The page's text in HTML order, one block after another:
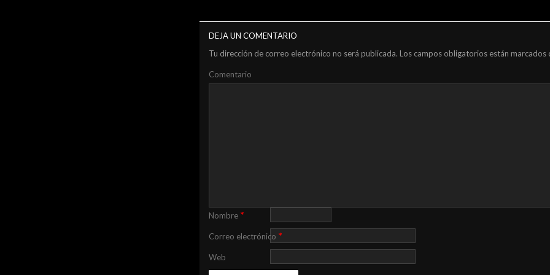
DEJA UN COMENTARIO
Tu dirección de correo electrónico no será publicada. Los campos obligatorios están marcados
Comentario
Nombre *
Correo electrónico *
Web